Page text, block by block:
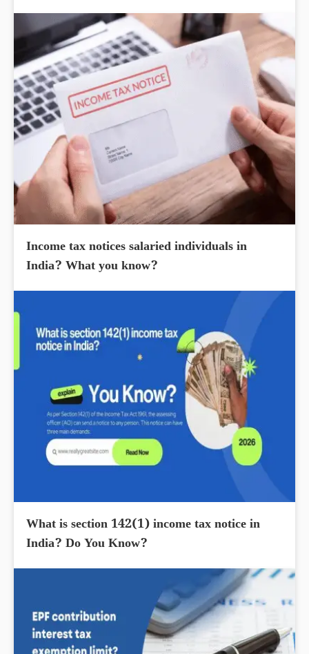
Income tax notices salaried individuals in
India? What you know?
What is section 142(1) income tax notice in
India? Do You Know?